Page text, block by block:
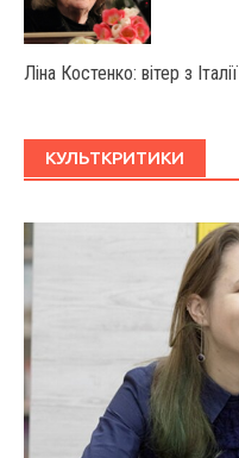
Ліна Костенко: вітер з Італії
КУЛЬТКРИТИКИ